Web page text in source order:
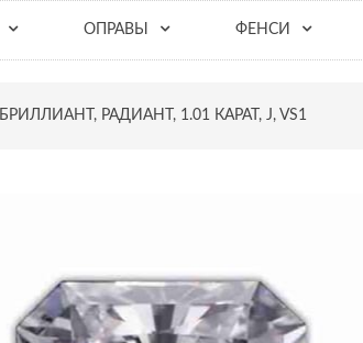
ОПРАВЫ ФЕНСИ
БРИЛЛИАНТ, РАДИАНТ, 1.01 КАРАТ, J, VS1